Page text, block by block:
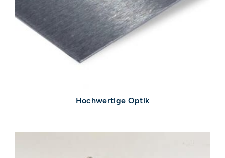
Hochwertige Optik